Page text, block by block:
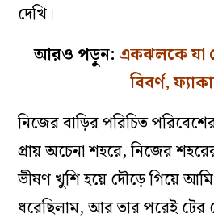
দেখি।
আরও পড়ুন: একঝলকে যা
বিবর্ণ,
নিজের বাড়ির পরিচিত
প্রায় অচেনা শহরে, নিজের
ভীষণ খুশি হয়ে দৌড়ে গিয়ে
ধরেছিলাম, আর তার পরেই টের